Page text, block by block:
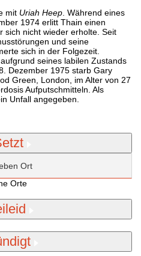
mit Uriah Heep . Während eines
1974 erlitt Thain einen
sich nicht wieder erholte. Seit
und seine
sich in der Folgezeit.
seines labilen Zustands
Dezember 1975 starb Gary
Green, London, im Alter von 27
Aufputschmitteln. Als
Unfall angegeben.
Ort
Orte